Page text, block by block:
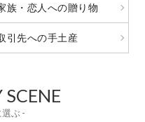
族・恋人への贈り物
引先への手土産
SCENE
ぶ -